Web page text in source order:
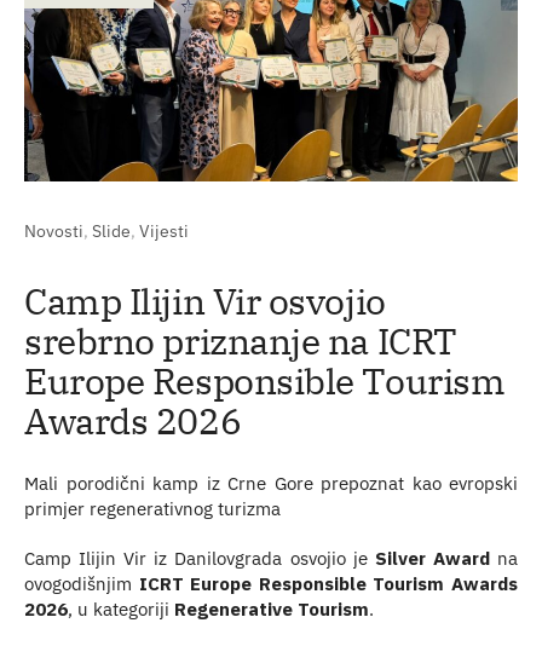
Novosti, Slide, Vijesti
Camp Ilijin Vir osvojio
srebrno priznanje na ICRT
Europe Responsible Tourism
Awards 2026
Mali porodični kamp iz Crne Gore prepoznat kao evropski
primjer regenerativnog turizma
Camp Ilijin Vir iz Danilovgrada osvojio je Silver Awardna
ovogodišnjim ICRT Europe Responsible Tourism Awards
2026, u kategoriji Regenerative Tourism.